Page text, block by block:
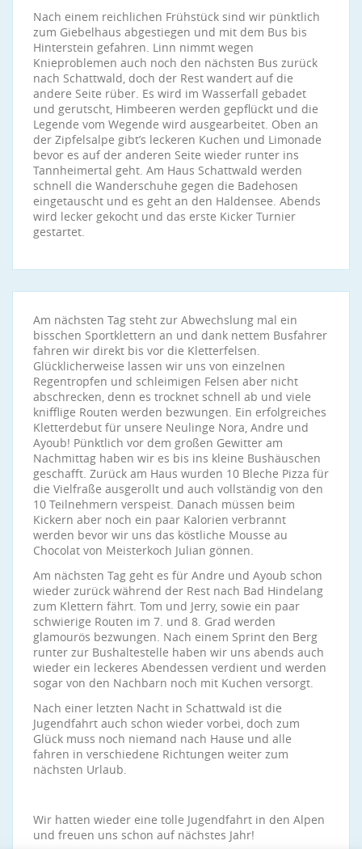
Nach einem reichlichen Frühstück sind wir pünktlich
zum Giebelhaus abgestiegen und mit dem Bus bis
Hinterstein gefahren. Linn nimmt wegen
Knieproblemen auch noch den nächsten Bus zurück
nach Schattwald, doch der Rest wandert auf die
andere Seite rüber. Es wird im Wasserfall gebadet
und gerutscht, Himbeeren werden gepflückt und die
Legende vom Wegende wird ausgearbeitet. Oben an
der Zipfelsalpe gibt’s leckeren Kuchen und Limonade
bevor es auf der anderen Seite wieder runter ins
Tannheimertal geht. Am Haus Schattwald werden
schnell die Wanderschuhe gegen die Badehosen
eingetauscht und es geht an den Haldensee. Abends
wird lecker gekocht und das erste Kicker Turnier
gestartet.
Am nächsten Tag steht zur Abwechslung mal ein
bisschen Sportklettern an und dank nettem Busfahrer
fahren wir direkt bis vor die Kletterfelsen.
Glücklicherweise lassen wir uns von einzelnen
Regentropfen und schleimigen Felsen aber nicht
abschrecken, denn es trocknet schnell ab und viele
knifflige Routen werden bezwungen. Ein erfolgreiches
Kletterdebut für unsere Neulinge Nora, Andre und
Ayoub! Pünktlich vor dem großen Gewitter am
Nachmittag haben wir es bis ins kleine Bushäuschen
geschafft. Zurück am Haus wurden 10 Bleche Pizza für
die Vielfraße ausgerollt und auch vollständig von den
10 Teilnehmern verspeist. Danach müssen beim
Kickern aber noch ein paar Kalorien verbrannt
werden bevor wir uns das köstliche Mousse au
Chocolat von Meisterkoch Julian gönnen.
Am nächsten Tag geht es für Andre und Ayoub schon
wieder zurück während der Rest nach Bad Hindelang
zum Klettern fährt. Tom und Jerry, sowie ein paar
schwierige Routen im 7. und 8. Grad werden
glamourös bezwungen. Nach einem Sprint den Berg
runter zur Bushaltestelle haben wir uns abends auch
wieder ein leckeres Abendessen verdient und werden
sogar von den Nachbarn noch mit Kuchen versorgt.
Nach einer letzten Nacht in Schattwald ist die
Jugendfahrt auch schon wieder vorbei, doch zum
Glück muss noch niemand nach Hause und alle
fahren in verschiedene Richtungen weiter zum
nächsten Urlaub.
Wir hatten wieder eine tolle Jugendfahrt in den Alpen
und freuen uns schon auf nächstes Jahr!